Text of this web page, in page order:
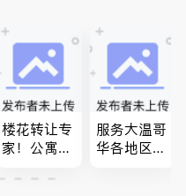
买卖
楼花转让专
家！公寓销
迎委托，多
服务大温哥
华各地区的